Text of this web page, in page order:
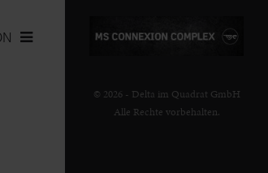
© 2026 - Delta im Quadrat GmbH
Alle Rechte vorbehalten.